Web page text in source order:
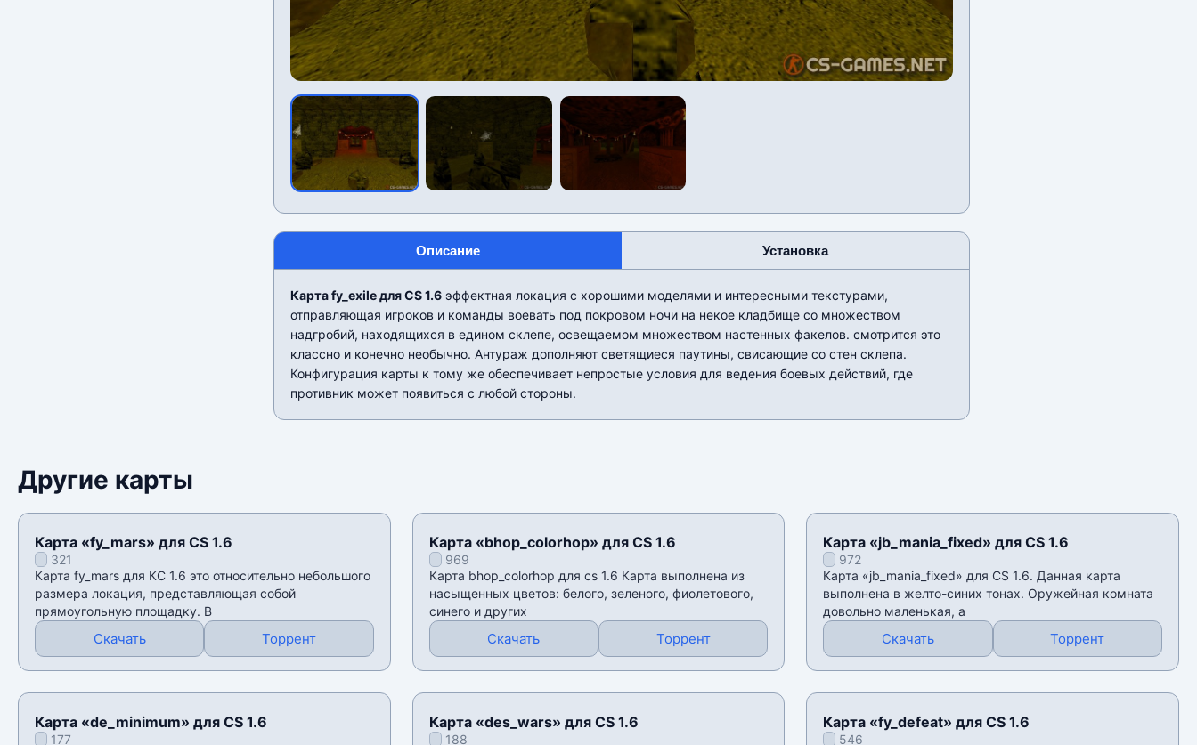
Описание Установка
Карта fy_exile для CS 1.6эффектная локация с хорошими моделями и интересными текстурами,
отправляющая игроков и команды воевать под покровом ночи на некое кладбище со множеством
надгробий, находящихся в едином склепе, освещаемом множеством настенных факелов. смотрится это
классно и конечно необычно. Антураж дополняют светящиеся паутины, свисающие со стен склепа.
Конфигурация карты к тому же обеспечивает непростые условия для ведения боевых действий, где
противник может появиться с любой стороны.
Другие карты
Карта «fy_mars» для CS 1.6
321
Карта fy_mars для КС 1.6 это относительно небольшого
размера локация, представляющая собой
прямоугольную площадку. В
Скачать Торрент
Карта «bhop_colorhop» для CS 1.6
969
Карта bhop_colorhop для cs 1.6 Карта выполнена из
насыщенных цветов: белого, зеленого, фиолетового,
синего и других
Скачать Торрент
Карта «jb_mania_fixed» для CS 1.6
972
Карта «jb_mania_fixed» для CS 1.6. Данная карта
выполнена в желто-синих тонах. Оружейная комната
довольно маленькая, а
Скачать Торрент
Карта «de_minimum» для CS 1.6
177
Карта «des_wars» для CS 1.6
188
Карта «fy_defeat» для CS 1.6
546